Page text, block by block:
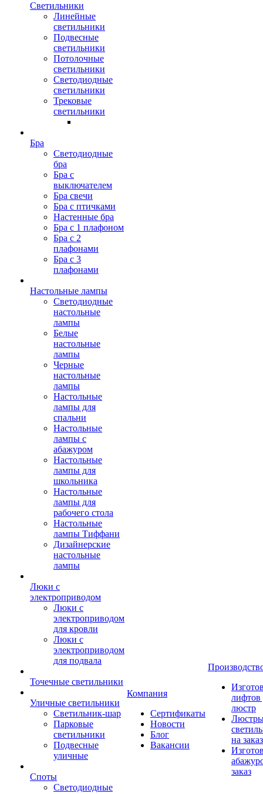
Светильники
Линейные
светильники
Подвесные
светильники
Потолочные
светильники
Светодиодные
светильники
Трековые
светильники
Бра
Светодиодные
бра
Бра с
выключателем
Бра свечи
Бра с птичками
Настенные бра
Бра с 1 плафоном
Бра с 2
плафонами
Бра с 3
плафонами
Настольные лампы
Светодиодные
настольные
лампы
Белые
настольные
лампы
Черные
настольные
лампы
Настольные
лампы для
спальни
Настольные
лампы с
абажуром
Настольные
лампы для
школьника
Настольные
лампы для
рабочего стола
Настольные
лампы Тиффани
Дизайнерские
настольные
лампы
Люки с
электроприводом
Люки с
электроприводом
для кровли
Люки с
электроприводом
для подвала
Точечные светильники
Уличные светильники
Светильник-шар
Парковые
светильники
Подвесные
уличные
Споты
Светодиодные
Компания
Сертификаты
Новости
Блог
Вакансии
лифтов
люстр
на заказ
заказ